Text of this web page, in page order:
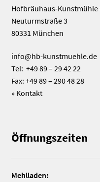
Hofbräuhaus-Kunstmühle
Neuturmstraße 3
80331 München
info@hb-kunstmuehle.de
Tel: +49 89 – 29 42 22
Fax: +49 89 – 290 48 28
» Kontakt
Öffnungszeiten
Mehlladen: